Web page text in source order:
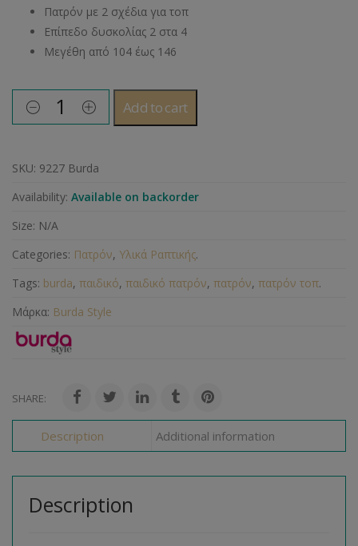
Πατρόν με 2 σχέδια για τοπ
Επίπεδο δυσκολίας 2 στα 4
Μεγέθη από 104 έως 146
Add to cart
SKU: 9227 Burda
Availability: Available on backorder
Size: N/A
Categories: Πατρόν, Υλικά Ραπτικής.
Tags: burda, παιδικό, παιδικό πατρόν, πατρόν, πατρόν τοπ.
Μάρκα: Burda Style
SHARE:
Description Additional information
Description